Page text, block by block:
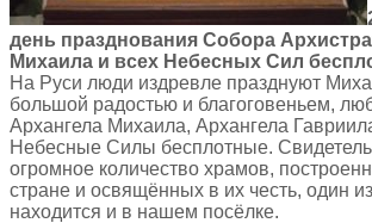
день празднования Собора
Михаила и всех Небесных Сил
На Руси люди издревле празднуют
большой радостью и благоговеньем,
Архангела Михаила, Архангела
Небесные Силы бесплотные.
огромное количество храмов,
стране и освящённых в их честь, один
находится и в нашем посёлке.